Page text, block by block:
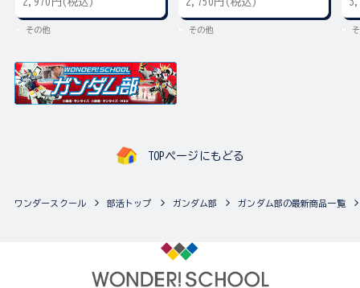
その他 その他
TOPページにもどる
ワンダースクール 部活トップ ガンダム部 ガンダム部の最新商品一覧